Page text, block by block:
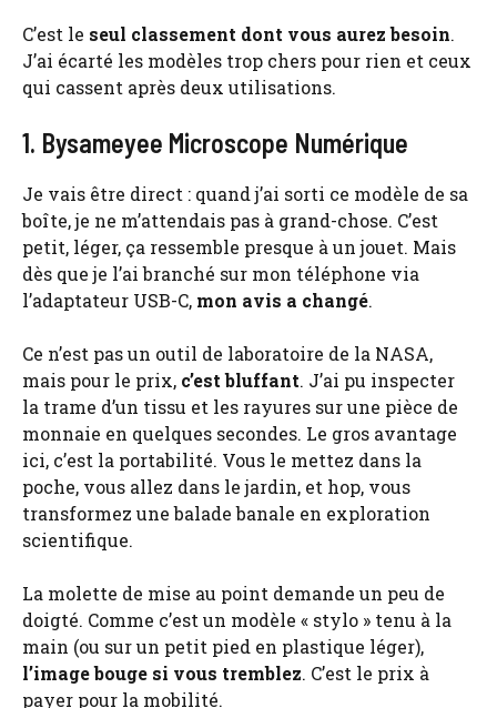
C’est le seul classement dont vous aurez besoin.
J’ai écarté les modèles trop chers pour rien et ceux
qui cassent après deux utilisations.
1. Bysameyee Microscope Numérique
Je vais être direct : quand j’ai sorti ce modèle de sa
boîte, je ne m’attendais pas à grand-chose. C’est
petit, léger, ça ressemble presque à un jouet. Mais
dès que je l’ai branché sur mon téléphone via
l’adaptateur USB-C, mon avis a changé.
Ce n’est pas un outil de laboratoire de la NASA,
mais pour le prix, c’est bluffant. J’ai pu inspecter
la trame d’un tissu et les rayures sur une pièce de
monnaie en quelques secondes. Le gros avantage
ici, c’est la portabilité. Vous le mettez dans la
poche, vous allez dans le jardin, et hop, vous
transformez une balade banale en exploration
scientifique.
La molette de mise au point demande un peu de
doigté. Comme c’est un modèle « stylo » tenu à la
main (ou sur un petit pied en plastique léger),
l’image bouge si vous tremblez. C’est le prix à
payer pour la mobilité.